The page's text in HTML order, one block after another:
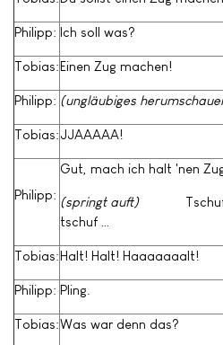
Philipp: Ich soll was?
Tobias:Einen Zug machen!
Philipp: (ungläubiges
Tobias:JJAAAAA!
Philipp:
Gut, mach ich halt 'nen
(springt auft)Tschuf,
tschuf …
Tobias:Halt! Halt! Haaaaaaalt!
Philipp: Pling.
Tobias:Was war denn das?